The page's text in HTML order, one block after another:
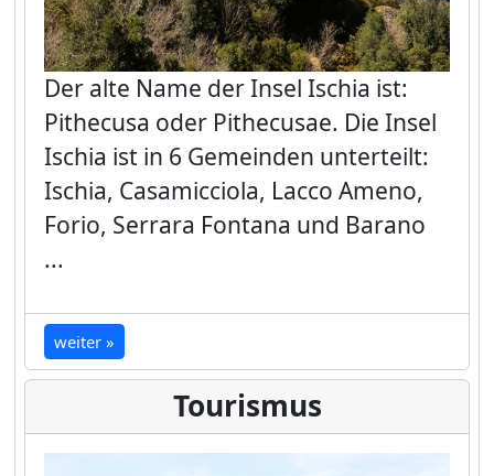
Der alte Name der Insel Ischia ist:
Pithecusa oder Pithecusae. Die Insel
Ischia ist in 6 Gemeinden unterteilt:
Ischia, Casamicciola, Lacco Ameno,
Forio, Serrara Fontana und Barano
...
weiter »
Tourismus